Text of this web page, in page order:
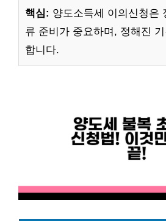
핵심: 양도소득세 이의신청은
류 준비가 중요하며, 정해진
합니다.